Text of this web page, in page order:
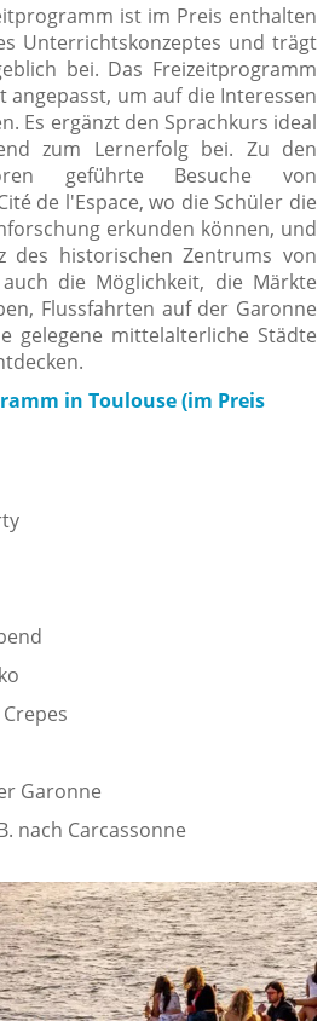
ist im Preis enthalten
Unterrichtskonzeptes und trägt
bei. Das Freizeitprogramm
um auf die Interessen
Es ergänzt den Sprachkurs ideal
zum Lernerfolg bei. Zu den
geführte Besuche von
de l'Espace, wo die Schüler die
erkunden können, und
des historischen Zentrums von
die Möglichkeit, die Märkte
Flussfahrten auf der Garonne
gelegene mittelalterliche Städte
in Toulouse (im Preis
Garonne
nach Carcassonne